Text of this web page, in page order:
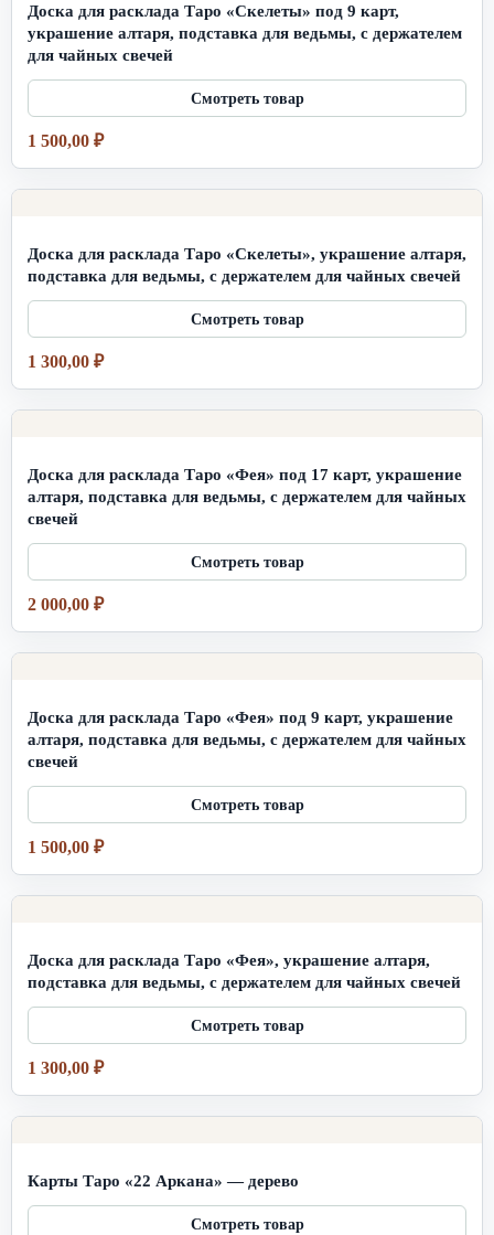
Доска для расклада Таро «Скелеты» под 9 карт,
украшение алтаря, подставка для ведьмы, с держателем
для чайных свечей
1 500,00 ₽
Доска для расклада Таро «Скелеты», украшение алтаря,
подставка для ведьмы, с держателем для чайных свечей
1 300,00 ₽
Доска для расклада Таро «Фея» под 17 карт, украшение
алтаря, подставка для ведьмы, с держателем для чайных
свечей
2 000,00 ₽
Доска для расклада Таро «Фея» под 9 карт, украшение
алтаря, подставка для ведьмы, с держателем для чайных
свечей
1 500,00 ₽
Доска для расклада Таро «Фея», украшение алтаря,
подставка для ведьмы, с держателем для чайных свечей
1 300,00 ₽
Карты Таро «22 Аркана» — дерево